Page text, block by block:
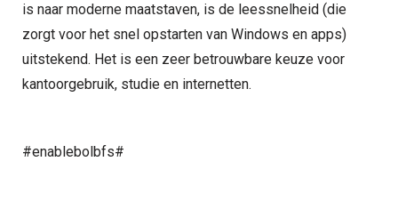
is naar moderne maatstaven, is de leessnelheid (die
zorgt voor het snel opstarten van Windows en apps)
uitstekend. Het is een zeer betrouwbare keuze voor
kantoorgebruik, studie en internetten.
#enablebolbfs#